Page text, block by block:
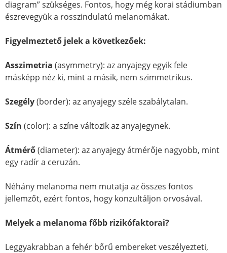
diagram” szükséges. Fontos, hogy még korai stádiumban
észrevegyük a rosszindulatú melanomákat.
Figyelmeztető jelek a következőek:
Asszimetria (asymmetry): az anyajegy egyik fele
másképp néz ki, mint a másik, nem szimmetrikus.
Szegély(border): az anyajegy széle szabálytalan.
Szín (color): a színe változik az anyajegynek.
Átmérő(diameter): az anyajegy átmérője nagyobb, mint
egy radír a ceruzán.
Néhány melanoma nem mutatja az összes fontos
jellemzőt, ezért fontos, hogy konzultáljon orvosával.
Melyek a melanoma főbb rizikófaktorai?
Leggyakrabban a fehér bőrű embereket veszélyezteti,